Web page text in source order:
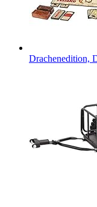
Drachenedition,